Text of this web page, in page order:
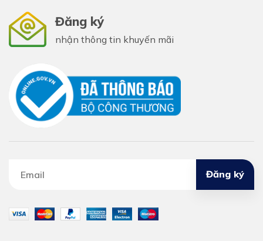
Đăng ký
nhận thông tin khuyến mãi
Đăng ký